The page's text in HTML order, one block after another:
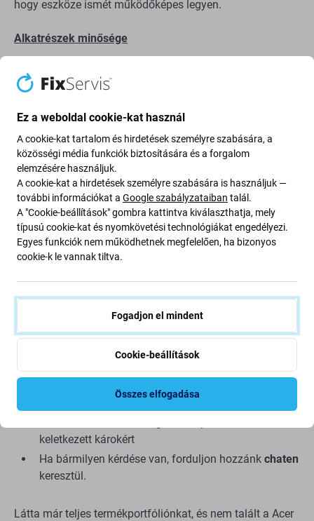
hogy eszköze ismét működőképes legyen.
Alkatrészek minősége
Minőség: Eredeti szervizcsomag
alkatrész, azaz a berendezés gyártója (Acer) szállítja. Az
100%-ban megegyezik a gyárilag a készülékben lévővel.
Ha többet szeretne megtudni a minőségről, olvassa el
blogunkat, ahol részletesebben a minőségre
összpontosítunk.
Összeszerelés és tippek:
kínálatunkban megtalálható speciális szerszámok
szükségesek az össze- és szétszereléshez
törékeny részeire
összeszerelés előtt tesztelje az alkatrész
működőképességét
próbálja meg száraz, pormentes környezetben,
az alkatrész összeszerelését szakképzett
személynek kell elvégeznie
keletkezett károkért
Ha bármilyen kérdése van, forduljon hozzánk chaten
keresztül.
Látta már teljes termékportfóliónkat, és nem talált a Acer
Ez a weboldal cookie-kat használ
A cookie-kat tartalom és hirdetések személyre szabására, a
közösségi média funkciók biztosítására és a forgalom
elemzésére használjuk.
A cookie-kat a hirdetések személyre szabására is használjuk —
további információkat a Google szabályzataiban talál.
A "Cookie-beállítások" gombra kattintva kiválaszthatja, mely
típusú cookie-kat és nyomkövetési technológiákat engedélyezi.
Egyes funkciók nem működhetnek megfelelően, ha bizonyos
cookie-k le vannak tiltva.
Fogadjon el mindent
Cookie-beállítások
Összes elfogadása